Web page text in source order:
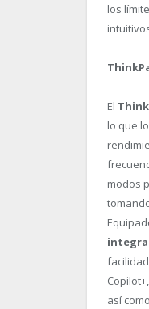
los
El
lo que
modos
así